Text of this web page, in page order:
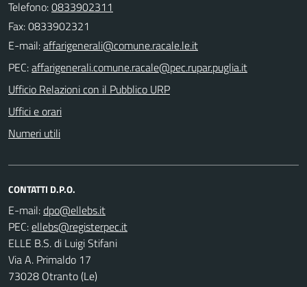
Telefono:0833902311
Fax: 0833902321
E-mail:
PEC:
Ufficio Relazioni con il Pubblico URP
Uffici e orari
Numeri utili
CONTATTI D.P.O.
E-mail:
PEC:
ELLE B.S. di Luigi Stifani
Via A. Primaldo 17
73028 Otranto (Le)